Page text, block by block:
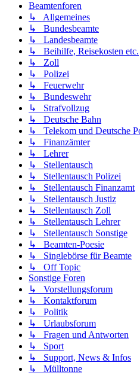
Beamtenforen
↳ Allgemeines
↳ Bundesbeamte
↳ Landesbeamte
↳ Beihilfe, Reisekosten etc.
↳ Zoll
↳ Polizei
↳ Feuerwehr
↳ Bundeswehr
↳ Strafvollzug
↳ Deutsche Bahn
↳ Telekom und Deutsche
↳ Finanzämter
↳ Lehrer
↳ Stellentausch
↳ Stellentausch Polizei
↳ Stellentausch Finanzamt
↳ Stellentausch Justiz
↳ Stellentausch Zoll
↳ Stellentausch Lehrer
↳ Stellentausch Sonstige
↳ Beamten-Poesie
↳ Singlebörse für Beamte
↳ Off Topic
Sonstige Foren
↳ Vorstellungsforum
↳ Kontaktforum
↳ Politik
↳ Urlaubsforum
↳ Fragen und Antworten
↳ Sport
↳ Support, News & Infos
↳ Mülltonne